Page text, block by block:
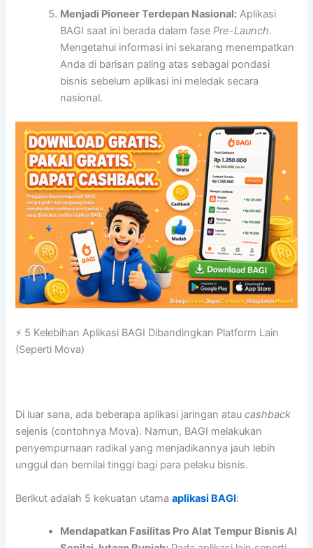
Menjadi Pioneer Terdepan Nasional: Aplikasi
BAGI saat ini berada dalam fasePre-Launch.
Mengetahui informasi ini sekarang menempatkan
Anda di barisan paling atas sebagai pondasi
bisnis sebelum aplikasi ini meledak secara
nasional.
⚡ 5 Kelebihan Aplikasi BAGI Dibandingkan Platform Lain
(Seperti Mova)
Di luar sana, ada beberapa aplikasi jaringan ataucashback
sejenis (contohnya Mova). Namun, BAGI melakukan
penyempurnaan radikal yang menjadikannya jauh lebih
unggul dan bernilai tinggi bagi para pelaku bisnis.
Berikut adalah 5 kekuatan utamaaplikasi BAGI:
Mendapatkan Fasilitas Pro Alat Tempur Bisnis AI